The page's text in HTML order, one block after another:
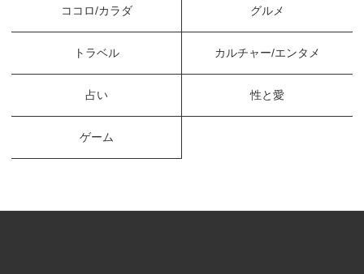
ココロ/カラダ グルメ
トラベル カルチャー/エンタメ
占い 性と愛
ゲーム